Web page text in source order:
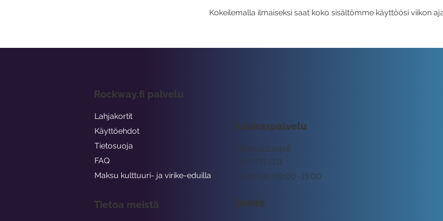
Kokeilemalla ilmaiseksi saat koko sisältömme käyttöösi viikon
Asiakaspalvelu
tuki@rockway.fi
Arkisin klo 09:00 -15:00
045 7731 1111
Osoite
Rockway.fi palvelu
Lahjakortit
Käyttöehdot
Tietosuoja
FAQ
Maksu kulttuuri- ja virike-eduilla
Tietoa meistä